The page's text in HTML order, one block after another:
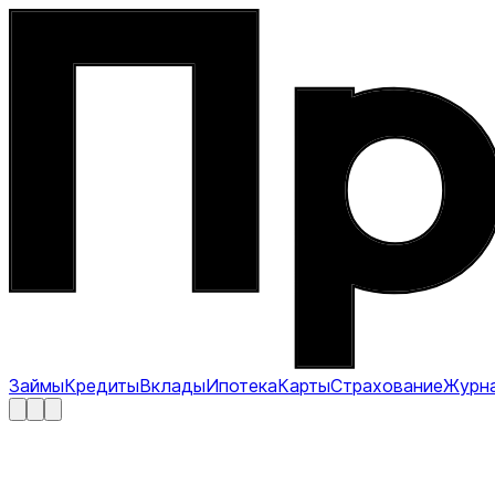
ЗаймыКредитыВкладыИпотекаКартыСтрахование